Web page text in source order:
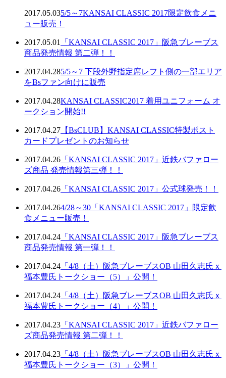
2017.05.035/5～7KANSAI CLASSIC 2017限定飲食メニ
ュー販売！
2017.05.01
「KANSAI CLASSIC 2017」阪急ブレーブス
商品発売情報 第二弾！！
2017.04.285/5～7 下段外野指定席レフト側の一部エリア
をBsファン向けに販売
2017.04.28KANSAI CLASSIC2017 着用ユニフォーム オ
ークション開始!!
2017.04.27 【BsCLUB】KANSAI CLASSIC特製ポスト
カードプレゼントのお知らせ
2017.04.26 「KANSAI CLASSIC 2017」近鉄バファロー
ズ商品 発売情報第三弾！！
2017.04.26 「KANSAI CLASSIC 2017」公式球発売！！
2017.04.264/28～30「KANSAI CLASSIC 2017」限定飲
食メニュー販売！
2017.04.24 「KANSAI CLASSIC 2017」阪急ブレーブス
商品発売情報 第一弾！！
2017.04.24 「4/8（土）阪急ブレーブスOB 山田久志氏ｘ
福本豊氏トークショー（5）」公開！
2017.04.24 「4/8（土）阪急ブレーブスOB 山田久志氏ｘ
福本豊氏トークショー（4）」公開！
2017.04.23 「KANSAI CLASSIC 2017」近鉄バファロー
ズ商品発売情報 第二弾！！
2017.04.23 「4/8（土）阪急ブレーブスOB 山田久志氏ｘ
福本豊氏トークショー（3）」公開！